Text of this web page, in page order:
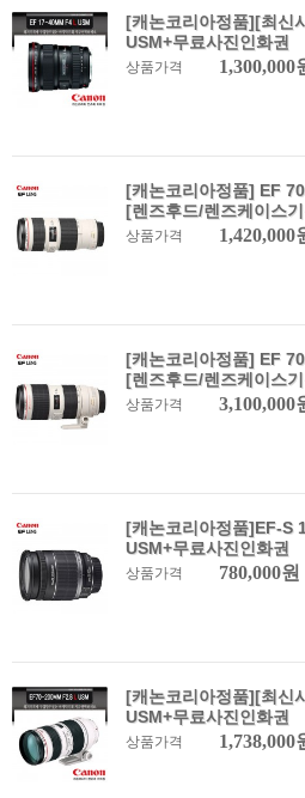
[캐논코리아정품][최신
USM+무료사진인화권
상품가격 1,300,000
[캐논코리아정품] EF
[렌즈후드/렌즈케이스
상품가격 1,420,000
[캐논코리아정품] EF
[렌즈후드/렌즈케이스
상품가격 3,100,000
[캐논코리아정품]EF-S
USM+무료사진인화권
상품가격 780,000원
[캐논코리아정품][최신
USM+무료사진인화권
상품가격 1,738,000